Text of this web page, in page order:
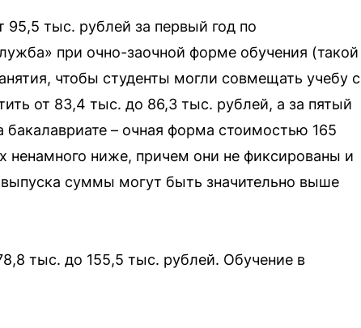
95,5 тыс. рублей за первый год по
при очно-заочной форме обучения (такой
чтобы студенты могли совмещать учебу с
от 83,4 тыс. до 86,3 тыс. рублей, а за пятый
бакалавриате – очная форма стоимостью 165
ненамного ниже, причем они не фиксированы и
суммы могут быть значительно выше
тыс. до 155,5 тыс. рублей. Обучение в